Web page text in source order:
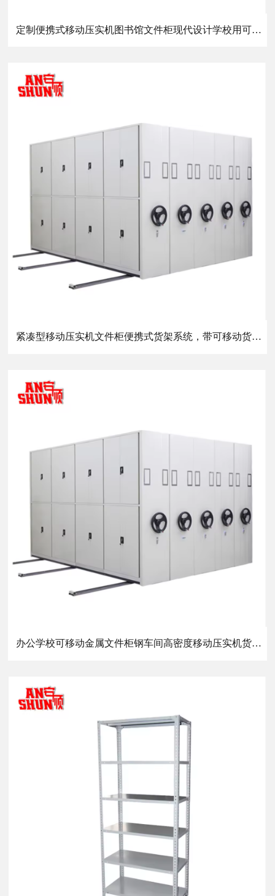
定制便携式移动压实机图书馆文件柜现代设计学校用可移动机架紧凑文件存储
紧凑型移动压实机文件柜便携式货架系统，带可移动货架，用于文件存储定制
办公学校可移动金属文件柜钢车间高密度移动压实机货架滑动货架系统